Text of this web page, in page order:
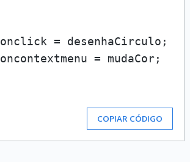
onclick = desenhaCirculo;
oncontextmenu = mudaCor;
COPIAR CÓDIGO